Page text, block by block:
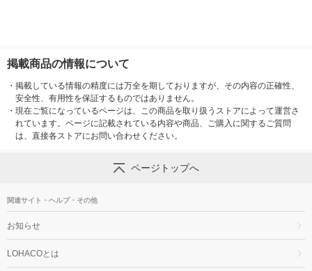
掲載商品の情報について
・ 掲載している情報の精度には万全を期しておりますが、その内容の正確性、
安全性、有用性を保証するものではありません。
・ 現在ご覧になっているページは、この商品を取り扱うストアによって運営さ
れています。ページに記載されている内容や商品、ご購入に関するご質問
は、直接各ストアにお問い合わせください。
ページトップへ
関連サイト・ヘルプ・その他
お知らせ
LOHACOとは